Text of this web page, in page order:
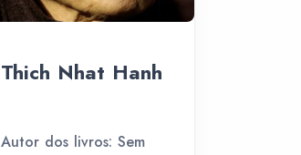
Thich Nhat Hanh
Autor dos livros: Sem